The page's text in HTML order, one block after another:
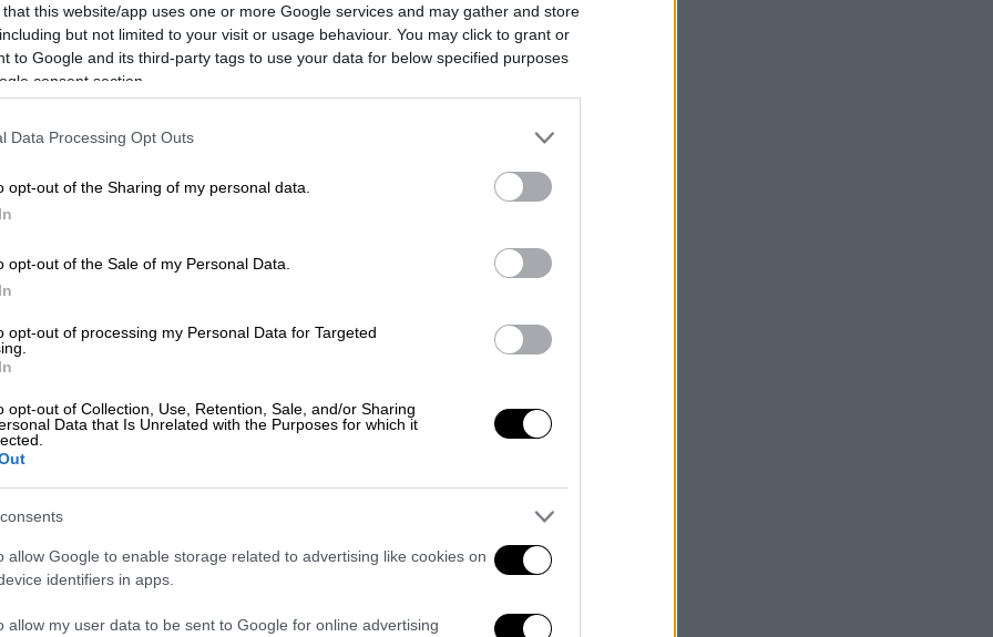
that this website/app uses one or more Google services and may gather and store
but not limited to your visit or usage behaviour. You may click to grant or
to Google and its third-party tags to use your data for below specified purposes
consent section.
Data Processing Opt Outs
opt-out of the Sharing of my personal data.
opt-out of the Sale of my Personal Data.
opt-out of processing my Personal Data for Targeted
opt-out of Collection, Use, Retention, Sale, and/or Sharing
Data that Is Unrelated with the Purposes for which it
allow Google to enable storage related to advertising like cookies on
identifiers in apps.
allow my user data to be sent to Google for online advertising
το ΕΘΝΟΣ στη Google
ανακοίνωσαν οι τοπικές αρχές.
Ζελένσκι και ο απατεώνας ο
ο πόλεμος»
επίθεσης τη νύχτα», ανέφεραν μέσω